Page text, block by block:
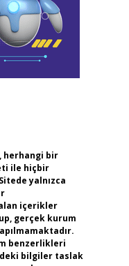
herhangi bir
ile hiçbir
yalnızca
içerikler
gerçek kurum
benzerlikleri
bilgiler taslak